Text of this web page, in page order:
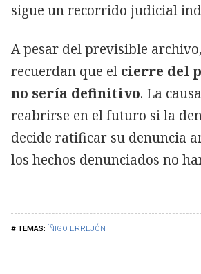
ÍÑIGO ERREJÓN
sigue un recorrido judicial
A pesar del previsible
recuerdan que el cierre del
no sería definitivo. La
reabrirse en el futuro si la
decide ratificar su denuncia
los hechos denunciados no